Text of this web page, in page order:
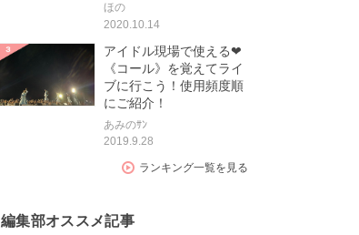
ほの
2020.10.14
アイドル現場で使える❤
《コール》を覚えてライ
ブに行こう！使用頻度順
にご紹介！
あみのｻﾝ
2019.9.28
ランキング一覧を見る
編集部オススメ記事